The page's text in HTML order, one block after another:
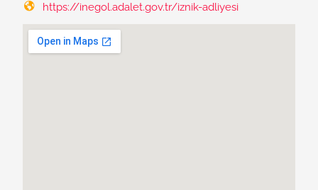
https://inegol.adalet.gov.tr/iznik-adliyesi